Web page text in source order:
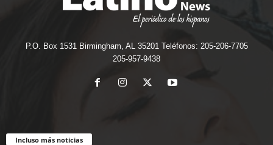
P.O. Box 1531 Birmingham, AL 35201 Teléfonos: 205-206-7705
205-957-9438
Incluso más noticias